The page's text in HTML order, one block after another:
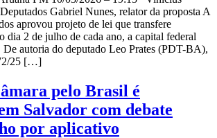
Gabriel Nunes, relator da proposta A
aprovou projeto de lei que transfere
dia 2 de julho de cada ano, a capital federal
autoria do deputado Leo Prates (PDT-BA),
25 […]
pelo Brasil é
Salvador com debate
por aplicativo